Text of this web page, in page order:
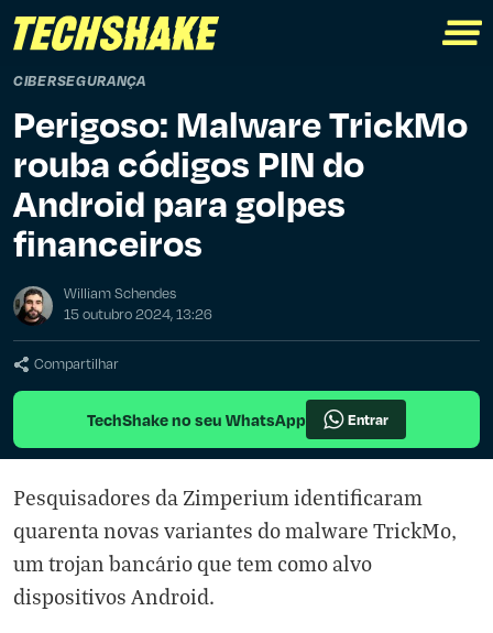
CIBERSEGURANÇA
Perigoso: Malware TrickMo
rouba códigos PIN do
Android para golpes
financeiros
William Schendes
15 outubro 2024, 13:26
Compartilhar
TechShake no seu WhatsApp Entrar
Pesquisadores da Zimperium identificaram
quarenta novas variantes do malware TrickMo,
um trojan bancário que tem como alvo
dispositivos Android.